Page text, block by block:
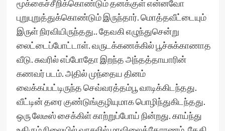
மூக்கைச்சீறிக்கொண்டும் தனக்குள் என்னவோ
புறுபுறுத்துக்கொண்டும் இருந்தார். மொத்தவீட்டையும்
இருள் நிரவியிருந்தது.. தேவகி எழுந்துசென்று
லைட்டைப்போட்டாள். வருடக்கணக்கில் பூச்சுக்காணாத
வீடு. சுவரில் எப்போதோ இறந்த அந்தத்தாயாரின்
கணவர் படம். அதில் முந்தைய தினம்
வைக்கப்பட்டிருந்த செவ்வரத்தம்பூ வாடிக்கிடந்தது.
வீட்டின் தரை குண்டுங்குழியுமாக பொழிந்துகிடந்தது.
ஒரு லேடீஸ் சைக்கிள் காற்றுப்போய் நின்றது. காய்ந்து